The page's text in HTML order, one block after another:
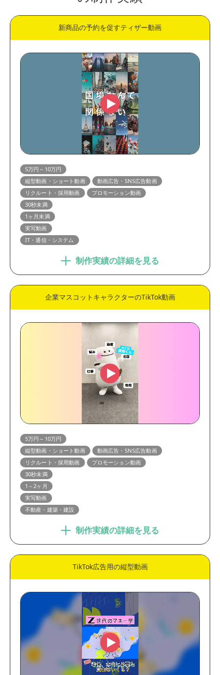
新商品の予約を促すティザー動画
5万円～10万円
縦型動画・ショート動画
動画広告・SNS広告動画
リクルート・採用動画
プロモーション動画
30秒未満
1ヶ月未満
実写動画
IT・通信・システム
制作実績の詳細を見る
企業マスコットキャラクターのTikTok動画
5万円～10万円
縦型動画・ショート動画
動画広告・SNS広告動画
リクルート・採用動画
プロモーション動画
30秒未満
1～2ヶ月
実写動画
不動産・建築・建設
制作実績の詳細を見る
TikTok広告用の縦型動画